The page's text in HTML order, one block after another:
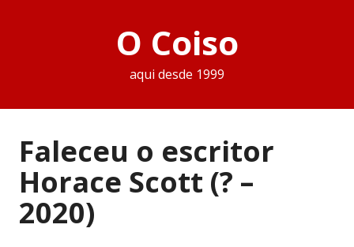
O Coiso
aqui desde 1999
Faleceu o escritor
Horace Scott (? –
2020)